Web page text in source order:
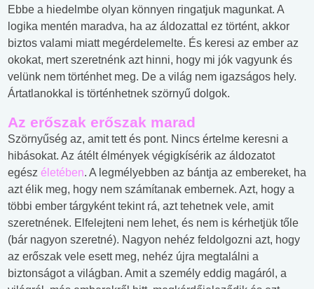
Ebbe a hiedelmbe olyan könnyen ringatjuk magunkat. A
logika mentén maradva, ha az áldozattal ez történt, akkor
biztos valami miatt megérdelemelte. És keresi az ember az
okokat, mert szeretnénk azt hinni, hogy mi jók vagyunk és
velünk nem történhet meg. De a világ nem igazságos hely.
Ártatlanokkal is történhetnek szörnyű dolgok.
Az erőszak erőszak marad
Szörnyűség az, amit tett és pont. Nincs értelme keresni a
hibásokat. Az átélt élmények végigkísérik az áldozatot
egész életében. A legmélyebben az bántja az embereket, ha
azt élik meg, hogy nem számítanak embernek. Azt, hogy a
többi ember tárgyként tekint rá, azt tehetnek vele, amit
szeretnének. Elfelejteni nem lehet, és nem is kérhetjük tőle
(bár nagyon szeretné). Nagyon nehéz feldolgozni azt, hogy
az erőszak vele esett meg, nehéz újra megtalálni a
biztonságot a világban. Amit a személy eddig magáról, a